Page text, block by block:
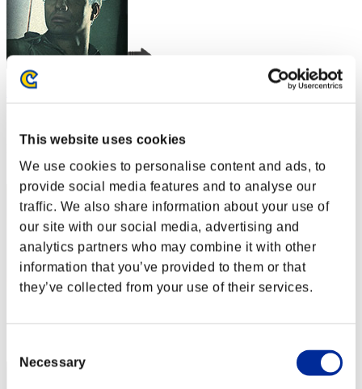
This website uses cookies
We use cookies to personalise content and ads, to
provide social media features and to analyse our
traffic. We also share information about your use of
our site with our social media, advertising and
analytics partners who may combine it with other
information that you’ve provided to them or that
they’ve collected from your use of their services.
Selection
Necessary
DWELT_78
RANK
2